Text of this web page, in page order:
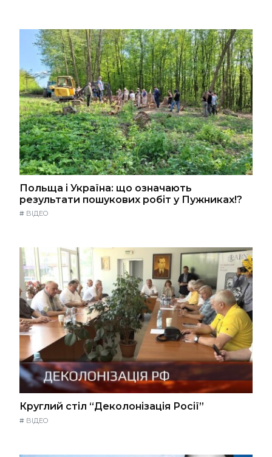
Польща і Україна: що означають
результати пошукових робіт у Пужниках!?
# ВІДЕО
Круглий стіл “Деколонізація Росії”
# ВІДЕО